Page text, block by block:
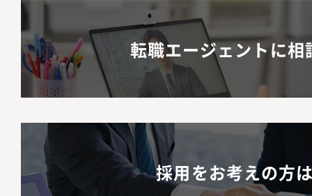
転職エージェントに相
採用をお考えの方